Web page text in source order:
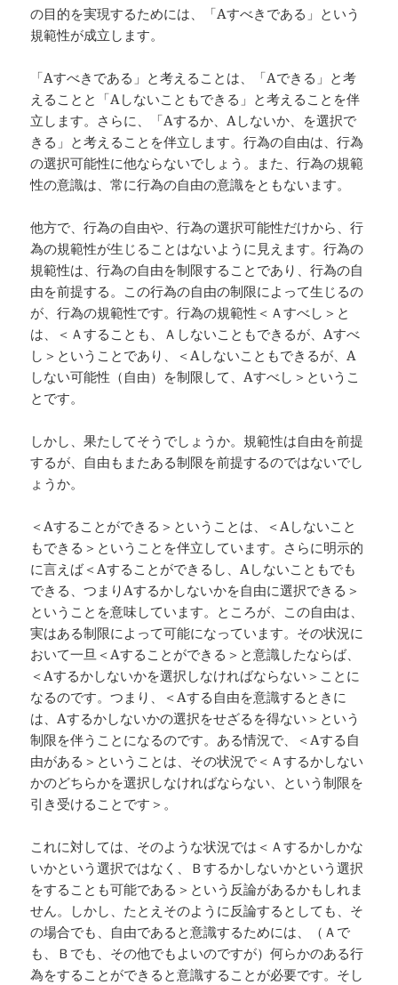
の目的を実現するためには、「Aすべきである」という
規範性が成立します。
「Aすべきである」と考えることは、「Aできる」と考
えることと「Aしないこともできる」と考えることを伴
立します。さらに、「Aするか、Aしないか、を選択で
きる」と考えることを伴立します。行為の自由は、行為
の選択可能性に他ならないでしょう。また、行為の規範
性の意識は、常に行為の自由の意識をともないます。
他方で、行為の自由や、行為の選択可能性だけから、行
為の規範性が生じることはないように見えます。行為の
規範性は、行為の自由を制限することであり、行為の自
由を前提する。この行為の自由の制限によって生じるの
が、行為の規範性です。行為の規範性＜Ａすべし＞と
は、＜Ａすることも、Ａしないこともできるが、Aすべ
し＞ということであり、＜Aしないこともできるが、A
しない可能性（自由）を制限して、Aすべし＞というこ
とです。
しかし、果たしてそうでしょうか。規範性は自由を前提
するが、自由もまたある制限を前提するのではないでし
ょうか。
＜Aすることができる＞ということは、＜Aしないこと
もできる＞ということを伴立しています。さらに明示的
に言えば＜Aすることができるし、Aしないこともでも
できる、つまりAするかしないかを自由に選択できる＞
ということを意味しています。ところが、この自由は、
実はある制限によって可能になっています。その状況に
おいて一旦＜Aすることができる＞と意識したならば、
＜Aするかしないかを選択しなければならない＞ことに
なるのです。つまり、＜Aする自由を意識するときに
は、Aするかしないかの選択をせざるを得ない＞という
制限を伴うことになるのです。ある情況で、＜Aする自
由がある＞ということは、その状況で＜Ａするかしない
かのどちらかを選択しなければならない、という制限を
引き受けることです＞。
これに対しては、そのような状況では＜Ａするかしかな
いかという選択ではなく、Ｂするかしないかという選択
をすることも可能である＞という反論があるかもしれま
せん。しかし、たとえそのように反論するとしても、そ
の場合でも、自由であると意識するためには、（Ａで
も、Ｂでも、その他でもよいのですが）何らかのある行
為をすることができると意識することが必要です。そし